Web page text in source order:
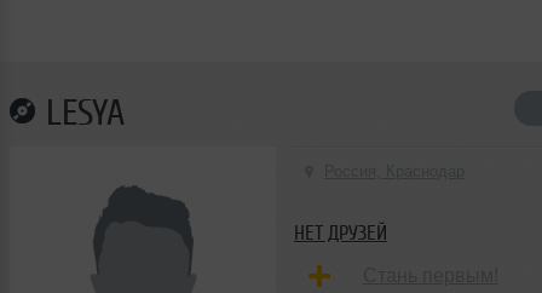
LESYA
НЕТ ДРУЗЕЙ